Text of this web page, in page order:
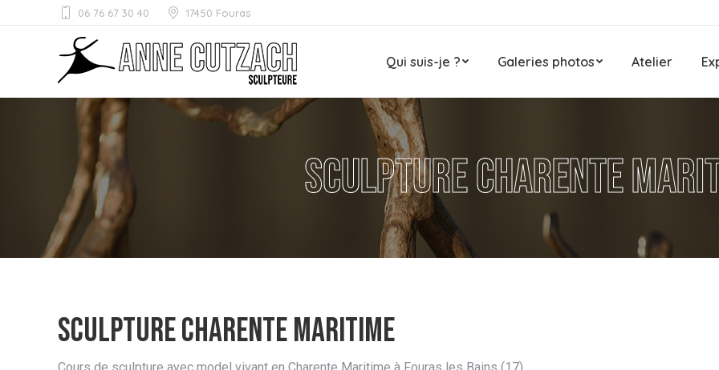
06 76 67 30 40 17450 Fouras
Qui suis-je ? Galeries photos Atelier
Sculpture Charente
Sculpture Charente Maritime